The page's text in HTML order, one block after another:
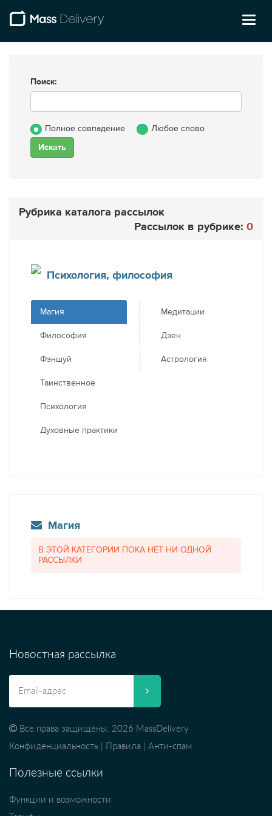
Поиск:
Полное совпадение Любое слово
Рубрика каталога рассылок
Рассылок в рубрике: 0
Психология, философия
Магия
Философия
Фэншуй
Таинственное
Психология
Духовные практики
Медитации
Дзен
Астрология
Магия
В ЭТОЙ КАТЕГОРИИ ПОКА НЕТ НИ ОДНОЙ
РАССЫЛКИ
Новостная рассылка
Все права защищены. 2026 MassDelivery
Конфиденциальность
Правила Анти-спам
Полезные ссылки
Функции и возможности